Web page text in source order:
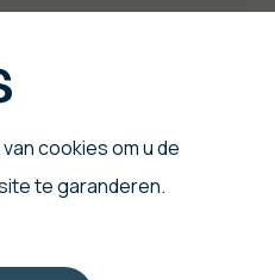
cookies om u de
te garanderen.